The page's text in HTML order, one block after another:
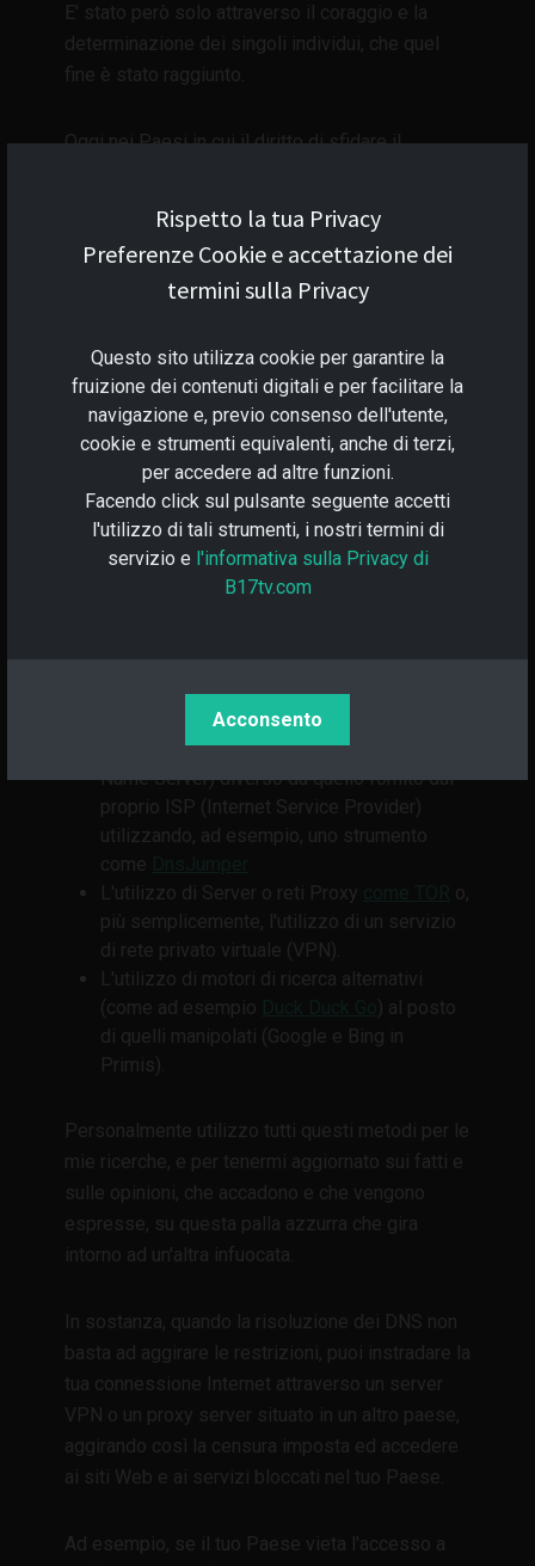
Rispetto la tua Privacy
Preferenze Cookie e accettazione dei
termini sulla Privacy
Questo sito utilizza cookie per garantire la
fruizione dei contenuti digitali e per facilitare la
navigazione e, previo consenso dell'utente,
cookie e strumenti equivalenti, anche di terzi,
per accedere ad altre funzioni.
Facendo click sul pulsante seguente accetti
l'utilizzo di tali strumenti, i nostri termini di
servizio e l'informativa sulla Privacy di
B17tv.com
Acconsento
E' stato però solo attraverso il coraggio e la
determinazione dei singoli individui, che quel
fine è stato raggiunto.
Oggi nei Paesi in cui il diritto di sfidare il
sostenere il diritto universale della libertà di
espressione e di pensiero, in modo attivo e
costante. Indirettamente anche il boicottaggio,
può aiutare.
Questo, insomma, è un diritto fondamentale, che
dovremmo proteggere SEMPRE!
Per superare la censura geografica e accedere
alle informazioni aggirando le varie restrizioni
imposte dal proprio governo, si possono
L'utilizzo di un risolutore DNS (Domain
Name Server) diverso da quello fornito dal
proprio ISP (Internet Service Provider)
utilizzando, ad esempio, uno strumento
come
L'utilizzo di Server o reti Proxy
o,
più semplicemente, l'utilizzo di un servizio
di rete privato virtuale (VPN).
L'utilizzo di motori di ricerca alternativi
(come ad esempio
) al posto
di quelli manipolati (Google e Bing in
Primis).
Personalmente utilizzo tutti questi metodi per le
mie ricerche, e per tenermi aggiornato sui fatti e
sulle opinioni, che accadono e che vengono
espresse, su questa palla azzurra che gira
intorno ad un'altra infuocata.
In sostanza, quando la risoluzione dei DNS non
basta ad aggirare le restrizioni, puoi instradare la
tua connessione Internet attraverso un server
VPN o un proxy server situato in un altro paese,
aggirando così la censura imposta ed accedere
ai siti Web e ai servizi bloccati nel tuo Paese.
Ad esempio, se il tuo Paese vieta l'accesso a